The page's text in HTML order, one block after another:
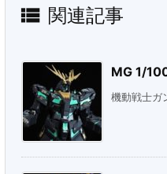
 関連記事
MG 1/
機動戦士ガ